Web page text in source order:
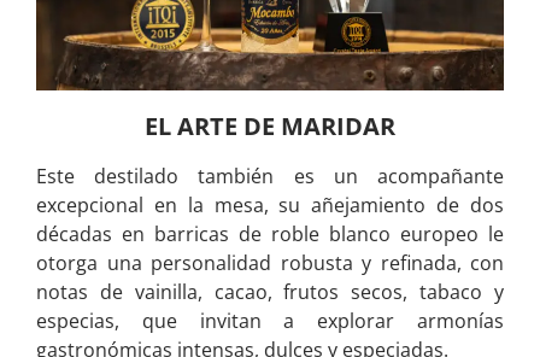
EL ARTE DE MARIDAR
Este destilado también es un acompañante
excepcional en la mesa, su añejamiento de dos
décadas en barricas de roble blanco europeo le
otorga una personalidad robusta y refinada, con
notas de vainilla, cacao, frutos secos, tabaco y
especias, que invitan a explorar armonías
gastronómicas intensas, dulces y especiadas.